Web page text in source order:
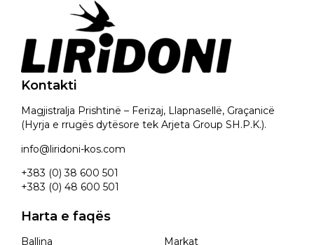
Kontakti
Magjistralja Prishtinë – Ferizaj, Llapnasellë, Graçanicë
(Hyrja e rrugës dytësore tek Arjeta Group SH.P.K.).
info@liridoni-kos.com
+383 (0) 38 600 501
+383 (0) 48 600 501
Harta e faqës
Ballina Markat